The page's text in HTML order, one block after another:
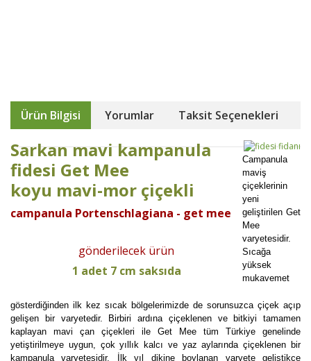
Ürün Bilgisi Yorumlar Taksit Seçenekleri
Sarkan mavi kampanula
fidesi Get Mee
koyu mavi-mor çiçekli
campanula Portenschlagiana - get mee
gönderilecek ürün
1 adet 7 cm saksıda
Campanula
maviş
çiçeklerinin
yeni
geliştirilen Get
Mee
varyetesidir.
Sıcağa
yüksek
mukavemet
gösterdiğinden ilk kez sıcak bölgelerimizde de sorunsuzca çiçek açıp
gelişen bir varyetedir. Birbiri ardına çiçeklenen ve bitkiyi tamamen
kaplayan mavi çan çiçekleri ile Get Mee tüm Türkiye genelinde
yetiştirilmeye uygun, çok yıllık kalcı ve yaz aylarında çiçeklenen bir
kampanula varyetesidir. İlk yıl dikine boylanan varyete geliştikçe